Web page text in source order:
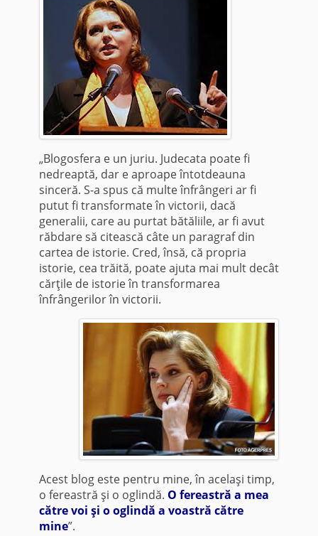
„Blogosfera e un juriu. Judecata poate fi
nedreaptă, dar e aproape întotdeauna
sinceră. S-a spus că multe înfrângeri ar fi
putut fi transformate în victorii, dacă
generalii, care au purtat bătăliile, ar fi avut
răbdare să citească câte un paragraf din
cartea de istorie. Cred, însă, că propria
istorie, cea trăită, poate ajuta mai mult decât
cărţile de istorie în transformarea
înfrângerilor în victorii.
Acest blog este pentru mine, în acelaşi timp,
o fereastră şi o oglindă. O fereastră a mea
către voi şi o oglindă a voastră către
mine”.